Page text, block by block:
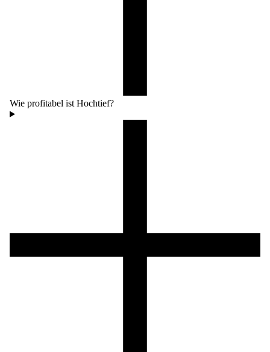
Wie profitabel ist Hochtief?